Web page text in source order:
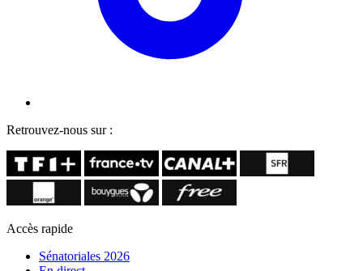
Retrouvez-nous sur :
Accès rapide
Sénatoriales 2026